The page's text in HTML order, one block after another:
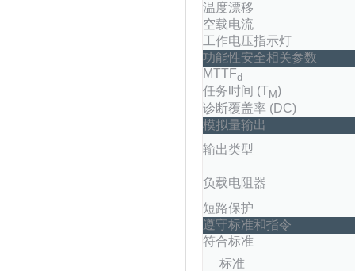
温度漂移
空载电流
工作电压指示灯
功能性安全相关参数
MTTFd
任务时间 (TM)
诊断覆盖率 (DC)
模拟量输出
输出类型
负载电阻器
短路保护
遵守标准和指令
符合标准
标准